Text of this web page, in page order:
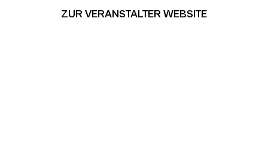
ZUR VERANSTALTER WEBSITE